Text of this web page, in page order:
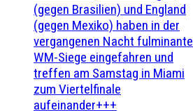
(gegen Brasilien) und England
(gegen Mexiko) haben in der
vergangenen Nacht fulminante
WM-Siege eingefahren und
treffen am Samstag in Miami
zum Viertelfinale
aufeinander+++